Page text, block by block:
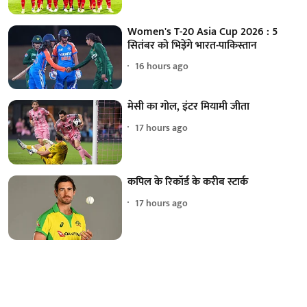
Women's T-20 Asia Cup 2026 : 5
सितंबर को भिड़ेंगे भारत-पाकिस्तान
16 hours ago
मेसी का गोल, इंटर मियामी जीता
17 hours ago
कपिल के रिकॉर्ड के करीब स्टार्क
17 hours ago